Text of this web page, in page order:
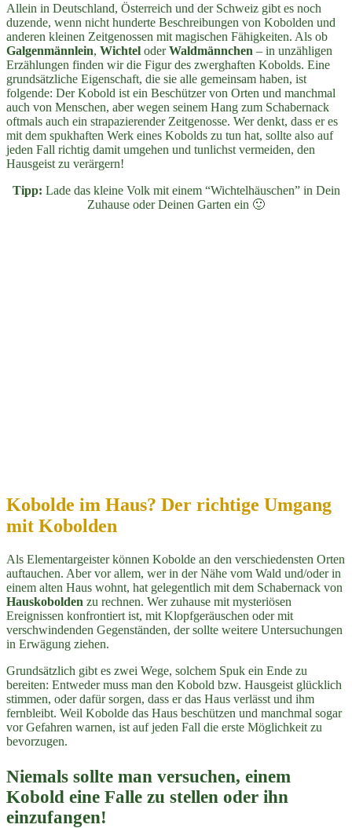
Allein in Deutschland, Österreich und der Schweiz gibt es noch
duzende, wenn nicht hunderte Beschreibungen von Kobolden und
anderen kleinen Zeitgenossen mit magischen Fähigkeiten. Als ob
Galgenmännlein, Wichtel oderWaldmännchen – in unzähligen
Erzählungen finden wir die Figur des zwerghaften Kobolds. Eine
grundsätzliche Eigenschaft, die sie alle gemeinsam haben, ist
folgende: Der Kobold ist ein Beschützer von Orten und manchmal
auch von Menschen, aber wegen seinem Hang zum Schabernack
oftmals auch ein strapazierender Zeitgenosse. Wer denkt, dass er es
mit dem spukhaften Werk eines Kobolds zu tun hat, sollte also auf
jeden Fall richtig damit umgehen und tunlichst vermeiden, den
Hausgeist zu verärgern!
Tipp: Lade das kleine Volk mit einem “Wichtelhäuschen” in Dein
Zuhause oder Deinen Garten ein 🙂
Kobolde im Haus? Der richtige Umgang
mit Kobolden
Als Elementargeister können Kobolde an den verschiedensten Orten
auftauchen. Aber vor allem, wer in der Nähe vom Wald und/oder in
einem alten Haus wohnt, hat gelegentlich mit dem Schabernack von
Hauskobolden zu rechnen. Wer zuhause mit mysteriösen
Ereignissen konfrontiert ist, mit Klopfgeräuschen oder mit
verschwindenden Gegenständen, der sollte weitere Untersuchungen
in Erwägung ziehen.
Grundsätzlich gibt es zwei Wege, solchem Spuk ein Ende zu
bereiten: Entweder muss man den Kobold bzw. Hausgeist glücklich
stimmen, oder dafür sorgen, dass er das Haus verlässt und ihm
fernbleibt. Weil Kobolde das Haus beschützen und manchmal sogar
vor Gefahren warnen, ist auf jeden Fall die erste Möglichkeit zu
bevorzugen.
Niemals sollte man versuchen, einem
Kobold eine Falle zu stellen oder ihn
einzufangen!